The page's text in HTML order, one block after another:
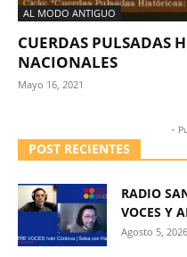
AL MODO ANTIGUO
CUERDAS PULSADAS
NACIONALES
Mayo 16, 2021
-
POST RECIENTES
RADIO
VOCES Y
Agosto 5, 2026